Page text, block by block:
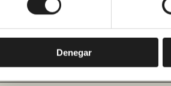
Denegar
ganar